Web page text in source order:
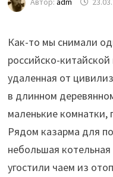
Как-то мы снимали
российско-
удаленная от
в длинном
маленькие
Рядом казарма для
небольшая
угостили чаем из